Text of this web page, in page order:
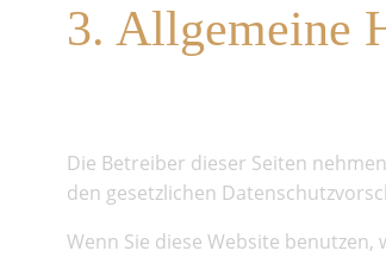
3. Allgemeine
Die Betreiber dieser Seiten
den gesetzlichen
Wenn Sie diese Website